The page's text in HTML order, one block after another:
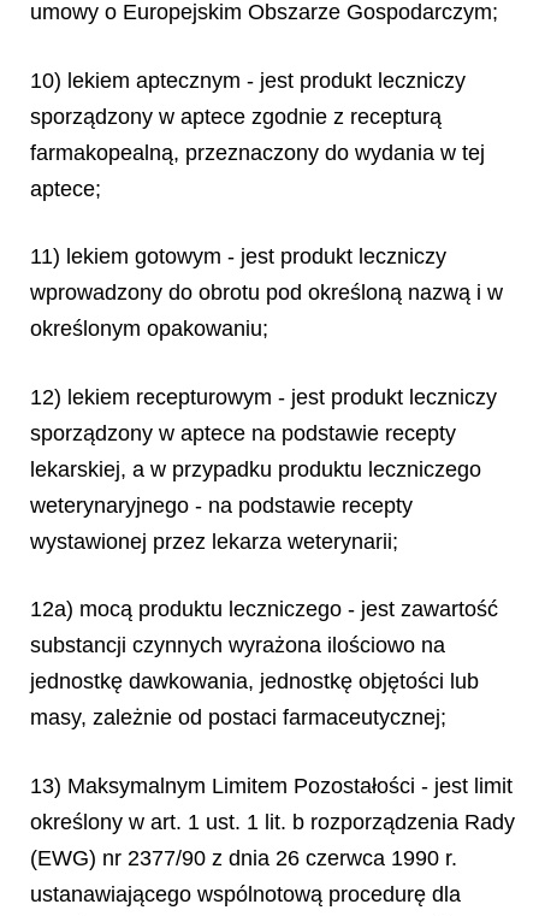
umowy o Europejskim Obszarze Gospodarczym;
10) lekiem aptecznym - jest produkt leczniczy
sporządzony w aptece zgodnie z recepturą
farmakopealną, przeznaczony do wydania w tej
aptece;
11) lekiem gotowym - jest produkt leczniczy
wprowadzony do obrotu pod określoną nazwą i w
określonym opakowaniu;
12) lekiem recepturowym - jest produkt leczniczy
sporządzony w aptece na podstawie recepty
lekarskiej, a w przypadku produktu leczniczego
weterynaryjnego - na podstawie recepty
wystawionej przez lekarza weterynarii;
12a) mocą produktu leczniczego - jest zawartość
substancji czynnych wyrażona ilościowo na
jednostkę dawkowania, jednostkę objętości lub
masy, zależnie od postaci farmaceutycznej;
13) Maksymalnym Limitem Pozostałości - jest limit
określony w art. 1 ust. 1 lit. b rozporządzenia Rady
(EWG) nr 2377/90 z dnia 26 czerwca 1990 r.
ustanawiającego wspólnotową procedurę dla